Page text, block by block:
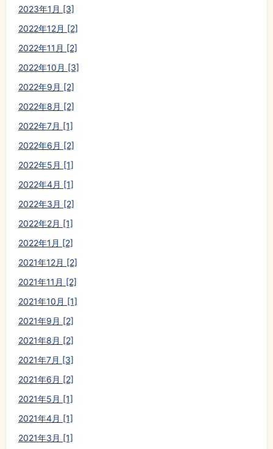
2023年1月 [3]
2022年12月 [2]
2022年11月 [2]
2022年10月 [3]
2022年9月 [2]
2022年8月 [2]
2022年7月 [1]
2022年6月 [2]
2022年5月 [1]
2022年4月 [1]
2022年3月 [2]
2022年2月 [1]
2022年1月 [2]
2021年12月 [2]
2021年11月 [2]
2021年10月 [1]
2021年9月 [2]
2021年8月 [2]
2021年7月 [3]
2021年6月 [2]
2021年5月 [1]
2021年4月 [1]
2021年3月 [1]